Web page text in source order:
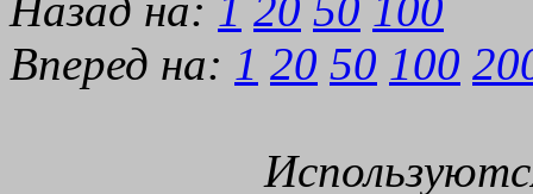
Вперед на: 1 20 50 100